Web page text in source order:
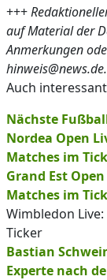
+++
auf Material der
Anmerkungen
hinweis@news.de.
Auch
Nächste
Nordea Open
Matches im
Grand Est
Matches im
Wimbledon
Ticker
Bastian
Experte nach